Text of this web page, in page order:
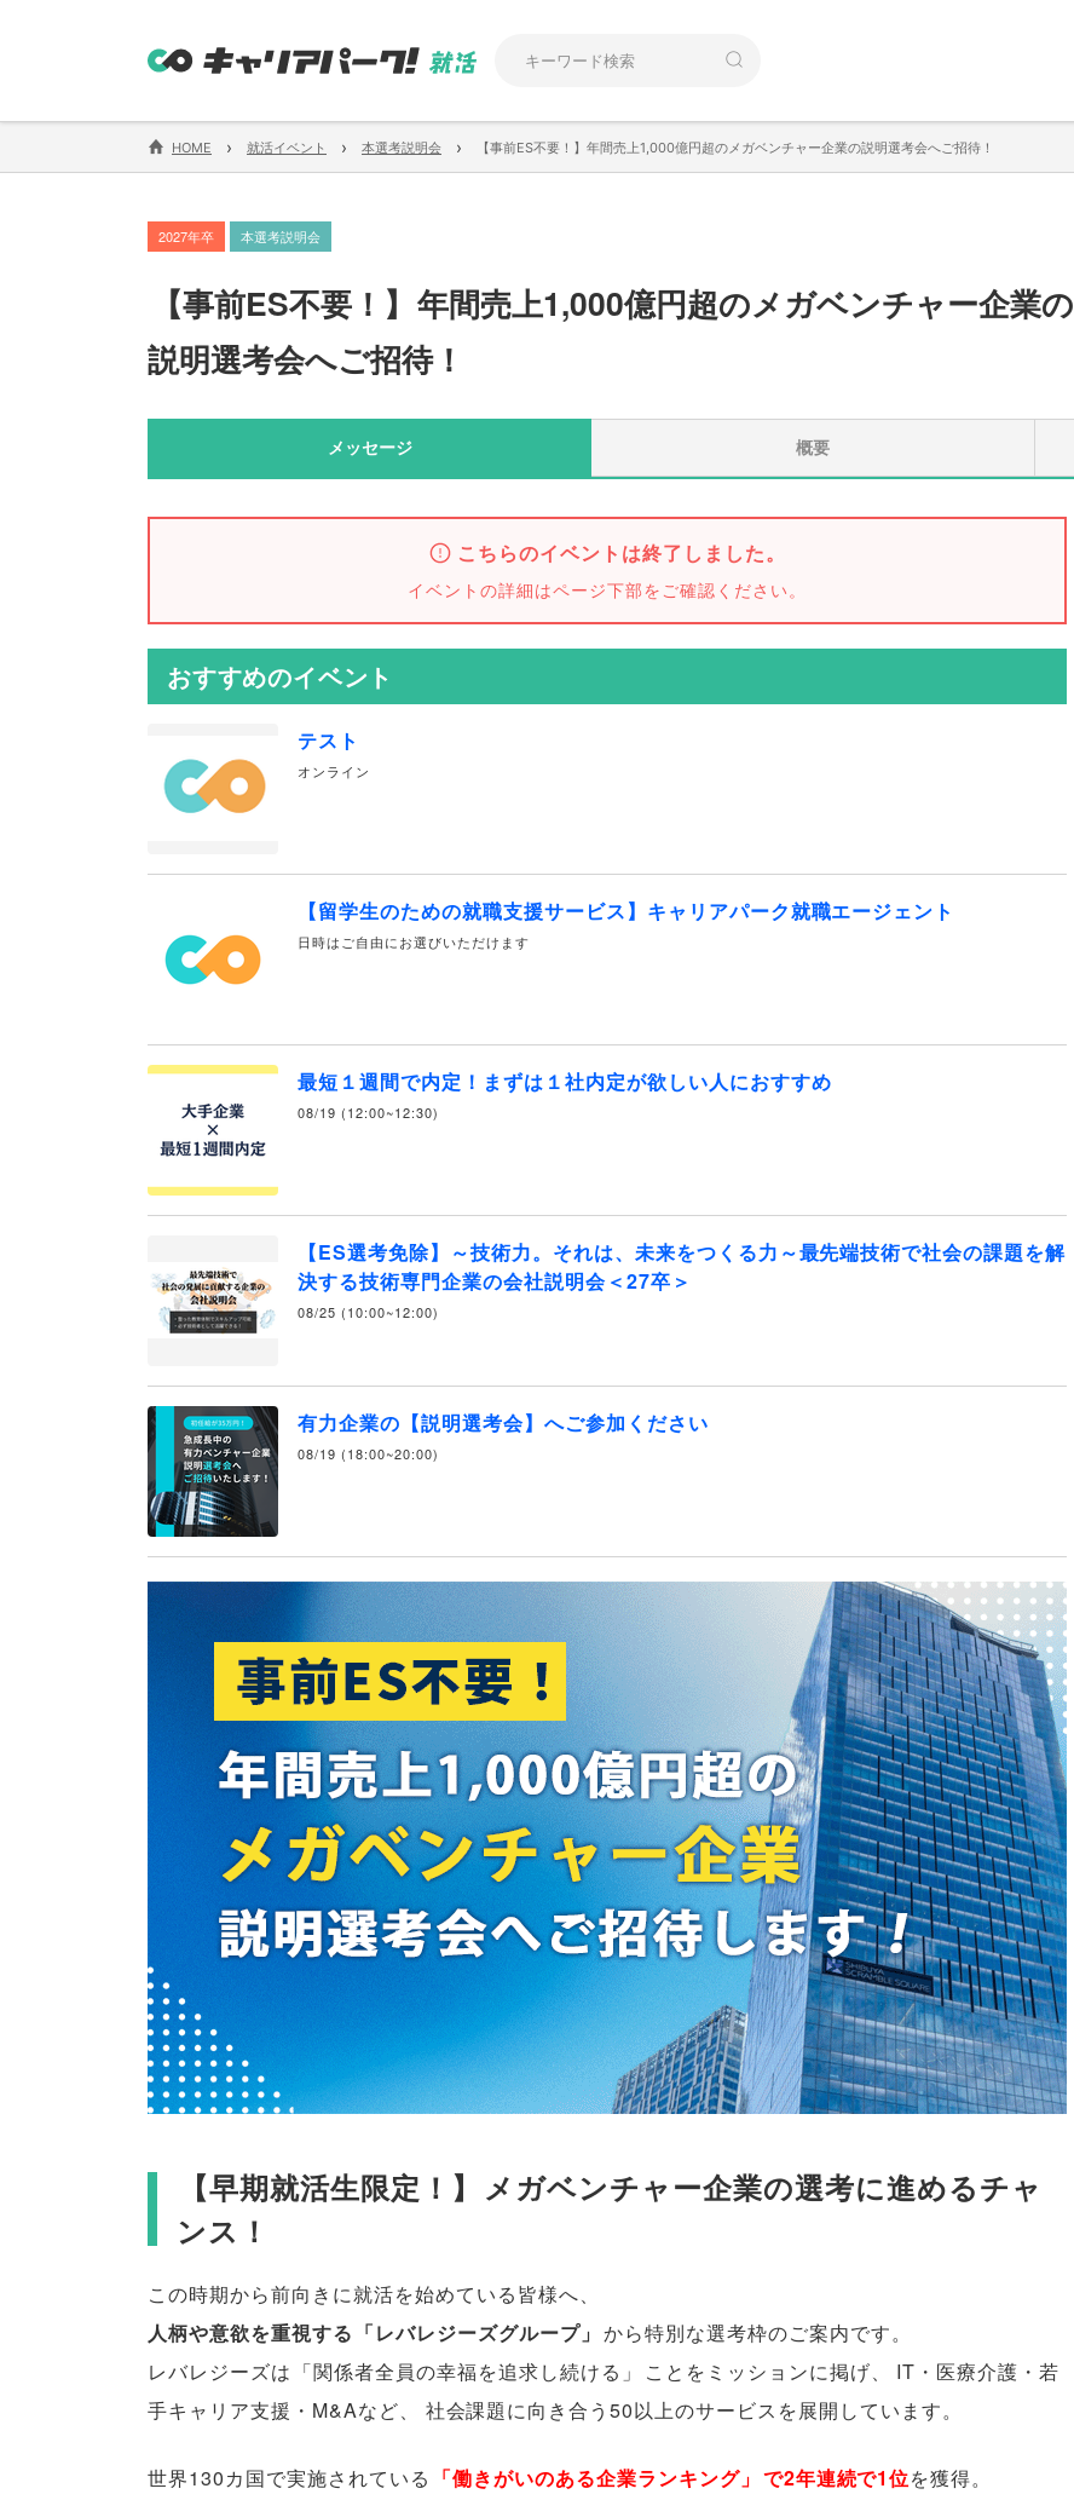
HOME › 就活イベント › 本選考説明会 › 【事前ES不要！】年間売上1,000億円超のメガベンチャー企業の説明選考会へご招待！
2027年卒 本選考説明会
【事前ES不要！ 】 年間売上1,000億円超のメガベンチャー企業の
説明選考会へご招待！
メッセージ 概要
こちらのイベントは終了しました。
イベントの詳細はページ下部をご確認ください。
おすすめのイベント
テスト
オンライン
【留学生のための就職支援サービス】キャリアパーク就職エージェント
日時はご自由にお選びいただけます
最短１週間で内定！まずは１社内定が欲しい人におすすめ
08/19 (12:00~12:30)
【ES選考免除】～技術力。それは、未来をつくる力～最先端技術で社会の課題を解
決する技術専門企業の会社説明会＜27卒＞
08/25 (10:00~12:00)
有力企業の【説明選考会】へご参加ください
08/19 (18:00~20:00)
【早期就活生限定！ 】 メガベンチャー企業の選考に進めるチャ
ンス！
この時期から前向きに就活を始めている皆様へ、
人柄や意欲を重視する 「レバレジーズグループ 」 から特別な選考枠のご案内です。
レバレジーズは 「関係者全員の幸福を追求し続ける 」 ことをミッションに掲げ、
IT・医療介護・若
手キャリア支援・M&Aなど、 社会課題に向き合う50以上のサービスを展開しています。
世界130カ国で実施されている 「働きがいのある企業ランキング 」 で2年連続で1位を獲得。